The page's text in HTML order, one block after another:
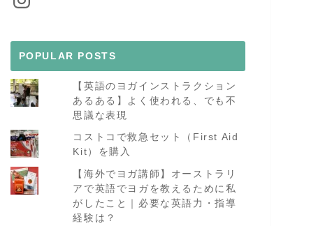
POPULAR POSTS
【英語のヨガインストラクション
あるある】よく使われる、でも不
思議な表現
コストコで救急セット（First Aid
Kit）を購入
【海外でヨガ講師】オーストラリ
アで英語でヨガを教えるために私
がしたこと｜必要な英語力・指導
経験は？